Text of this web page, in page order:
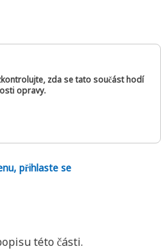
zda se tato součást hodí
opravy.
přihlaste se
této části.